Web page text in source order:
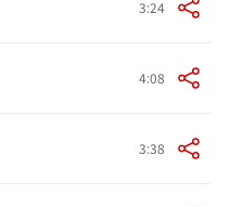
3:24
4:08
3:38